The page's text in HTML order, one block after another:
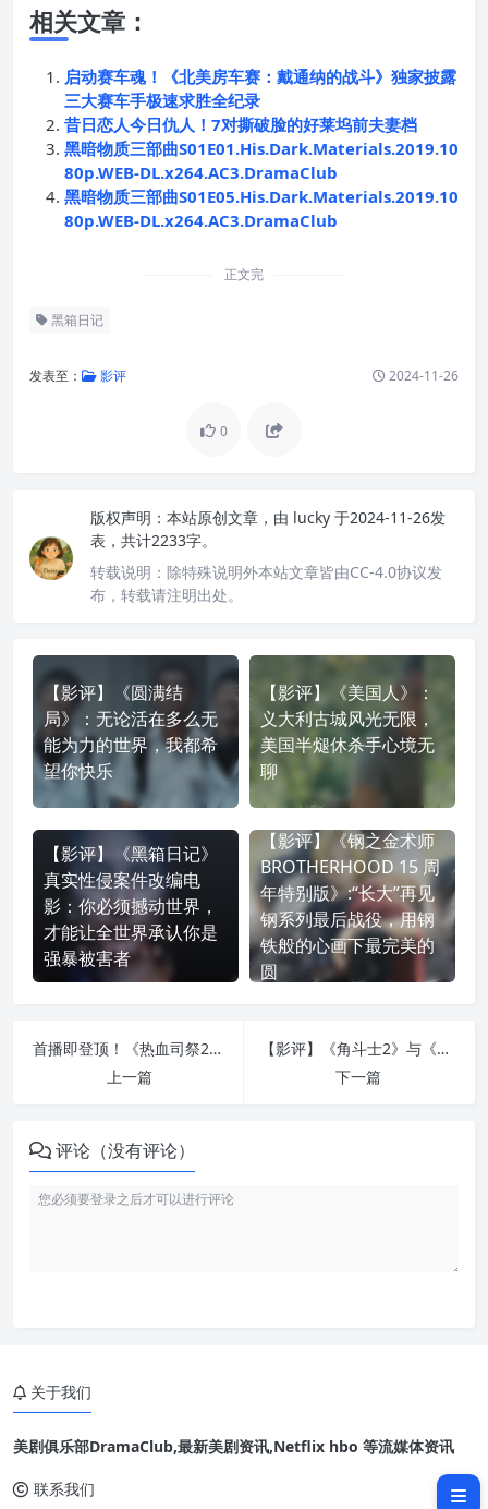
相关文章：
启动赛车魂！《北美房车赛：戴通纳的战斗》独家披露
三大赛车手极速求胜全纪录
昔日恋人今日仇人！7对撕破脸的好莱坞前夫妻档
黑暗物质三部曲S01E01.His.Dark.Materials.2019.10
80p.WEB-DL.x264.AC3.DramaClub
黑暗物质三部曲S01E05.His.Dark.Materials.2019.10
80p.WEB-DL.x264.AC3.DramaClub
正文完
黑箱日记
发表至： 影评 2024-11-26
0
版权声明： 本站原创文章，由 lucky 于2024-11-26发
表，共计2233字。
转载说明： 除特殊说明外本站文章皆由CC-4.0协议发
布，转载请注明出处。
【影评】《圆满结
局》：无论活在多么无
能为力的世界，我都希
望你快乐
【影评】《美国人》：
义大利古城风光无限，
美国半煺休杀手心境无
聊
【影评】《黑箱日记》
真实性侵案件改编电
影：你必须撼动世界，
才能让全世界承认你是
强暴被害者
【影评】《钢之金术师
BROTHERHOOD 15 周
年特别版》:“长大”再见
钢系列最后战役，用钢
铁般的心画下最完美的
圆
首播即登顶！《热血司祭2》8位抢眼配角群介绍：盛骏挑战大反派、BIBI金亨瑞也加盟！
上一篇
【影评】《角斗士2》与《角斗士2》并不是单纯的复仇剧：不只为亲人复仇，还要为一个破灭梦想复仇
下一篇
评论（没有评论）
纪录片《黑箱日记》中由“记者
《黑箱日记》电影评价心得：这
是日本史上第一位具名控诉权势性侵
关于我们
美剧俱乐部DramaClub,最新美剧资讯,Netflix hbo 等流媒体资讯
联系我们